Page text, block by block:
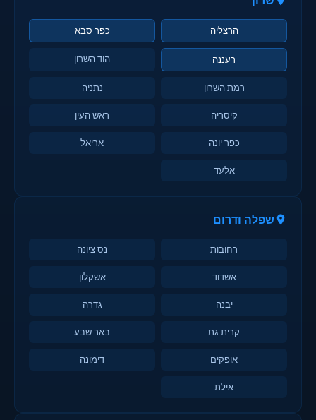
הרצליה כפר סבא
רעננה הוד השרון
רמת השרון נתניה
קיסריה ראש העין
כפר יונה אריאל
אלעד
שפלה ודרום
רחובות נס ציונה
אשדוד אשקלון
יבנה גדרה
קרית גת באר שבע
אופקים דימונה
אילת